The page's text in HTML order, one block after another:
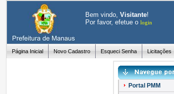
Bem vindo,Visitante!
Por favor, efetue ologin
Página Inicial Novo Cadastro Esqueci Senha Licitações
Portal PMM